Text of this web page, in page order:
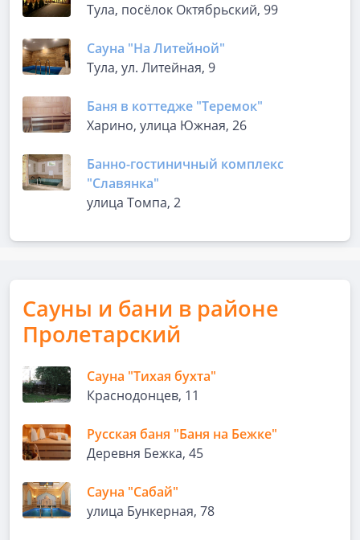
Тула, посёлок Октябрьский, 99
Сауна "На Литейной"
Тула, ул. Литейная, 9
Баня в коттедже "Теремок"
Харино, улица Южная, 26
Банно-гостиничный комплекс
"Славянка"
улица Томпа, 2
Сауны и бани в районе
Пролетарский
Сауна "Тихая бухта"
Краснодонцев, 11
Русская баня "Баня на Бежке"
Деревня Бежка, 45
Сауна "Сабай"
улица Бункерная, 78